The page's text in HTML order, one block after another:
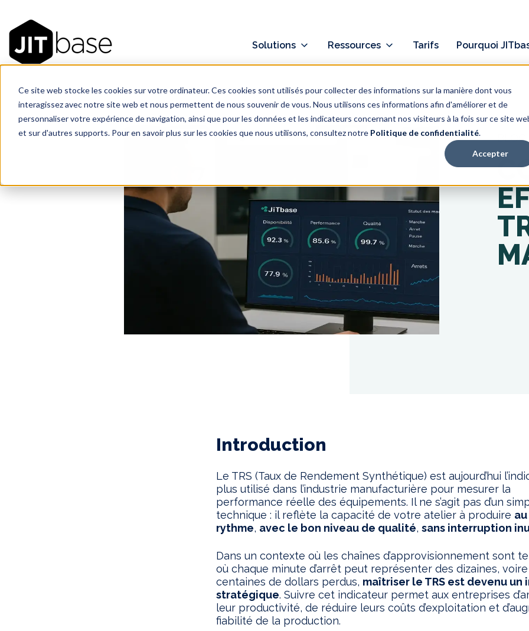
Ce site web stocke les cookies sur votre ordinateur. Ces cookies sont utilisés pour collecter des informations sur la manière dont vous
interagissez avec notre site web et nous permettent de nous souvenir de vous. Nous utilisons ces informations afin d'améliorer et de
personnaliser votre expérience de navigation, ainsi que pour les données et les indicateurs concernant nos visiteurs à la fois sur ce site
et sur d'autres supports. Pour en savoir plus sur les cookies que nous utilisons, consultez notre Politique de confidentialité.
Accepter
Solutions Ressources Tarifs Pourquoi
BLOG
Introduction
Le TRS (Taux de Rendement Synthétique) est aujourd’hui
plus utilisé dans l’industrie manufacturière pour mesurer la
performance réelle des équipements. Il ne s’agit pas d’un
technique : il reflète la capacité de votre atelier à produire
rythme, avec le bon niveau de qualité, sans interruption
Dans un contexte où les chaînes d’approvisionnement sont
où chaque minute d’arrêt peut représenter des dizaines,
centaines de dollars perdus, maîtriser le TRS est devenu un
stratégique. Suivre cet indicateur permet aux entreprises
leur productivité, de réduire leurs coûts d’exploitation et
fiabilité de la production.